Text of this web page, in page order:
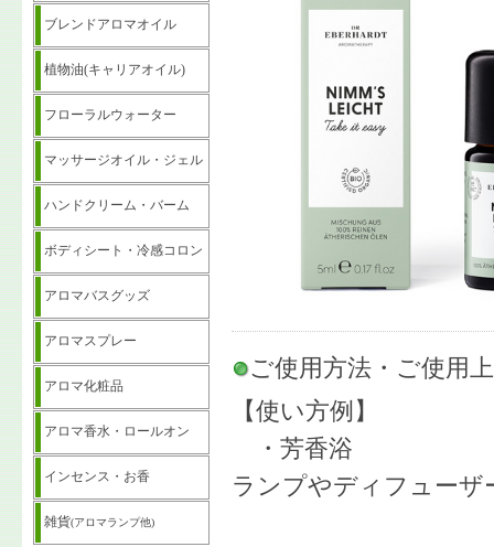
ブレンドアロマオイル
植物油(キャリアオイル)
フローラルウォーター
マッサージオイル・ジェル
ハンドクリーム・バーム
ボディシート・冷感コロン
アロマバスグッズ
アロマスプレー
アロマ化粧品
アロマ香水・ロールオン
インセンス・お香
雑貨(アロマランプ他)
ご使用方法・ご使用
【使い方例】
・芳香浴
ランプやディフュー